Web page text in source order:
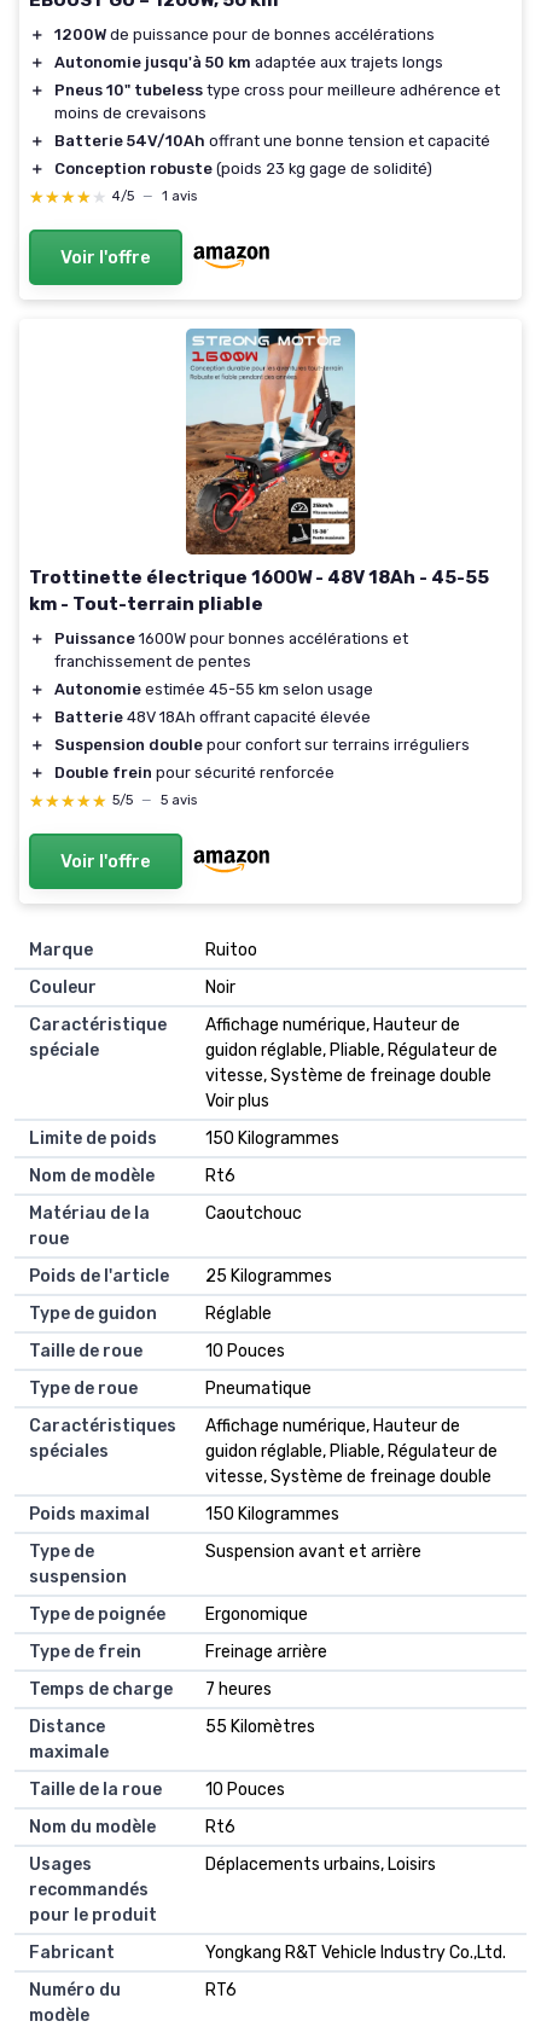
＋ 1200W de puissance pour de bonnes accélérations
＋
Autonomie jusqu'à 50 km adaptée aux trajets longs
＋
Pneus 10" tubeless type cross pour meilleure adhérence et
moins de crevaisons
＋
Batterie 54V/10Ah offrant une bonne tension et capacité
＋
Conception robuste (poids 23 kg gage de solidité)
★★★★★
★★★★★ 4/5 — 1 avis
Voir l'offre
Trottinette électrique 1600W - 48V 18Ah - 45-55
km - Tout-terrain pliable
＋ Puissance 1600W pour bonnes accélérations et
franchissement de pentes
＋
Autonomie estimée 45-55 km selon usage
＋
Batterie 48V 18Ah offrant capacité élevée
＋
Suspension double pour confort sur terrains irréguliers
＋
Double frein pour sécurité renforcée
★★★★★
★★★★★ 5/5 — 5 avis
Voir l'offre
Marque
Ruitoo
Couleur
Noir
Caractéristique
spéciale
Affichage numérique, Hauteur de
guidon réglable, Pliable, Régulateur de
vitesse, Système de freinage double
Voir plus
Limite de poids
150 Kilogrammes
Nom de modèle
Rt6
Matériau de la
roue
Caoutchouc
Poids de l'article
25 Kilogrammes
Type de guidon
Réglable
Taille de roue
10 Pouces
Type de roue
Pneumatique
Caractéristiques
spéciales
Affichage numérique, Hauteur de
guidon réglable, Pliable, Régulateur de
vitesse, Système de freinage double
Poids maximal
150 Kilogrammes
Type de
suspension
Suspension avant et arrière
Type de poignée
Ergonomique
Type de frein
Freinage arrière
Temps de charge
7 heures
Distance
maximale
55 Kilomètres
Taille de la roue
10 Pouces
Nom du modèle
Rt6
Usages
recommandés
pour le produit
Déplacements urbains, Loisirs
Fabricant
Yongkang R&T Vehicle Industry Co.,Ltd.
Numéro du
modèle
RT6